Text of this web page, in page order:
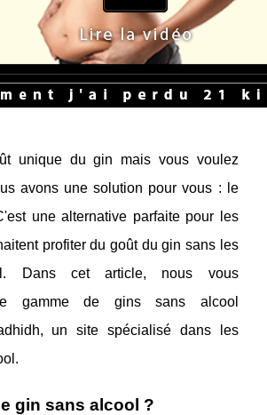
unique du gin mais vous voulez
avons une solution pour vous : le
une alternative parfaite pour les
profiter du goût du gin sans les
Dans cet article, nous vous
gamme de gins sans alcool
un site spécialisé dans les
gin sans alcool ?